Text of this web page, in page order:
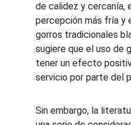
de calidez y cercanía,
percepción más fría y
gorros tradicionales
sugiere que el uso de
tener un efecto
servicio por parte del
Sin embargo, la